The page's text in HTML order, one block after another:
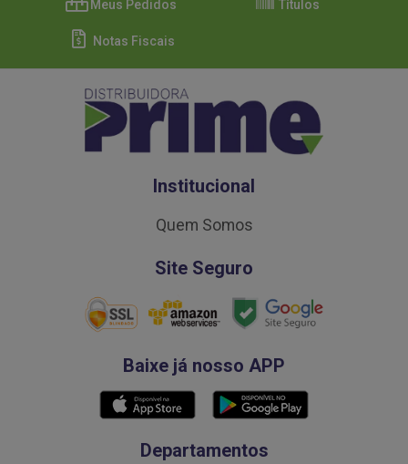
Meus Pedidos Títulos
Notas Fiscais
Institucional
Quem Somos
Site Seguro
Baixe já nosso APP
Departamentos